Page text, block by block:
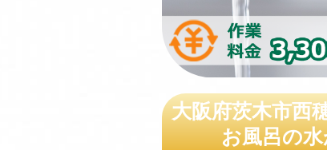
大阪府茨木市西
お風呂の